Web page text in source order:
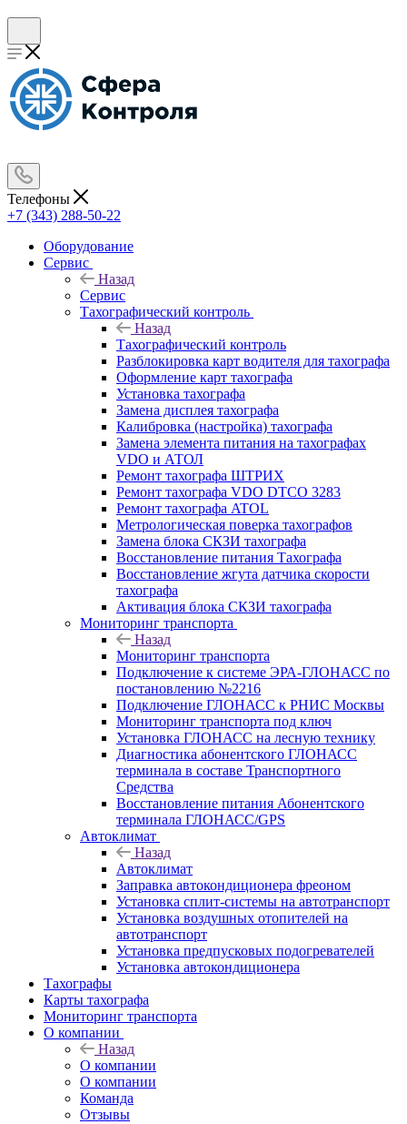
Телефоны
+7 (343) 288-50-22
Оборудование
Сервис
Назад
Сервис
Тахографический контроль
Назад
Тахографический контроль
Разблокировка карт водителя для тахографа
Оформление карт тахографа
Установка тахографа
Замена дисплея тахографа
Калибровка (настройка) тахографа
Замена элемента питания на тахографах
VDO и АТОЛ
Ремонт тахографа ШТРИХ
Ремонт тахографа VDO DTCO 3283
Ремонт тахографа ATOL
Метрологическая поверка тахографов
Замена блока СКЗИ тахографа
Восстановление питания Тахографа
Восстановление жгута датчика скорости
тахографа
Активация блока СКЗИ тахографа
Мониторинг транспорта
Назад
Мониторинг транспорта
Подключение к системе ЭРА-ГЛОНАСС по
постановлению №2216
Подключение ГЛОНАСС к РНИС Москвы
Мониторинг транспорта под ключ
Установка ГЛОНАСС на лесную технику
Диагностика абонентского ГЛОНАСС
терминала в составе Транспортного
Средства
Восстановление питания Абонентского
терминала ГЛОНАСС/GPS
Автоклимат
Назад
Автоклимат
Заправка автокондиционера фреоном
Установка сплит-системы на автотранспорт
Установка воздушных отопителей на
автотранспорт
Установка предпусковых подогревателей
Установка автокондиционера
Тахографы
Карты тахографа
Мониторинг транспорта
О компании
Назад
О компании
О компании
Команда
Отзывы